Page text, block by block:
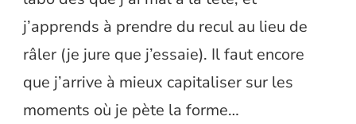
j’apprends à prendre du recul au lieu de
râler (je jure que j’essaie). Il faut encore
que j’arrive à mieux capitaliser sur les
moments où je pète la forme…